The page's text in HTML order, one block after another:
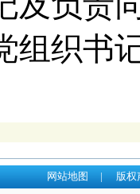
组织书
网站地图 | 版权